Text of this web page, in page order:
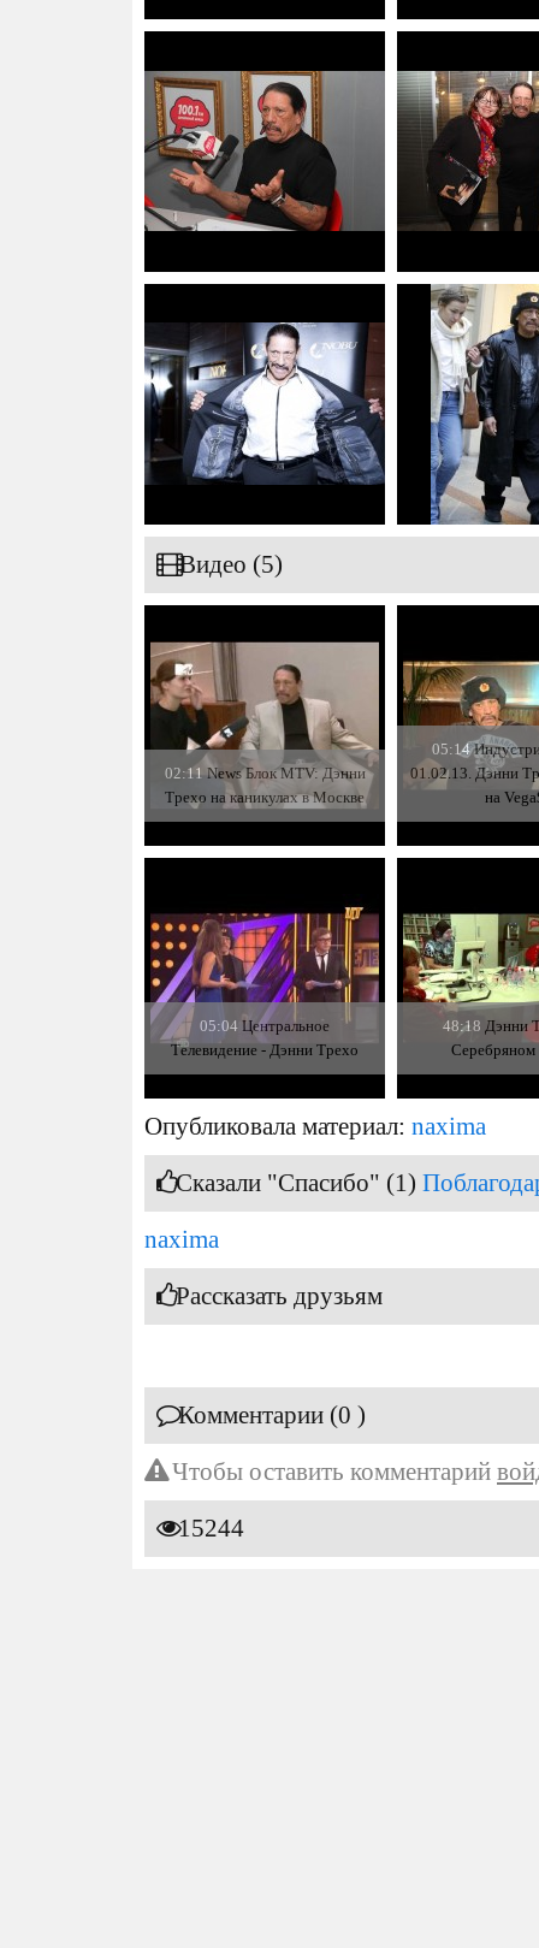
Видео (5)
02:11News Блок MTV: Дэнни
Трехо на каникулах в Москве
05:14
01.02.13. Дэнни
на
05:04 Центральное
Телевидение - Дэнни Трехо
48:18 Дэнни
Опубликовала материал: naxima
Сказали "Спасибо" (1)
naxima
Рассказать друзьям
Комментарии (0 )
Чтобы оставить комментарий
15244